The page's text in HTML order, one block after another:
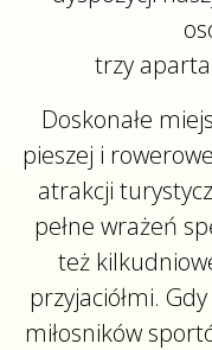
trzy
Doskonałe
pieszej i
atrakcji
pełne wrażeń
też
przyjaciółmi.
miłosników